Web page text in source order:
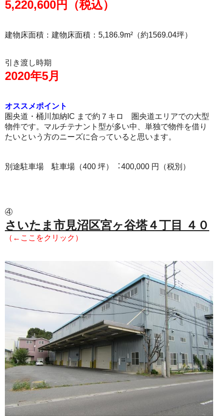
5,220,600円（税込）
建物床面積：建物床面積：5,186.9m²（約1569.04坪）
引き渡し時期
2020年5月
オススメポイント
圏央道・桶川加納IC まで約７キロ 圏央道エリアでの大型
物件です。マルチテナント型が多い中、単独で物件を借り
たいという方のニーズに合っていると思います。
別途駐車場 駐車場（400 坪）︓400,000 円（税別）
④
さいたま市見沼区宮ヶ谷塔４丁目 ４０
（←ここをクリック）